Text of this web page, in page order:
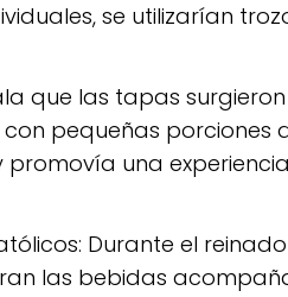
se utilizarían
que las tapas
pequeñas porciones
una
Durante el
las bebidas